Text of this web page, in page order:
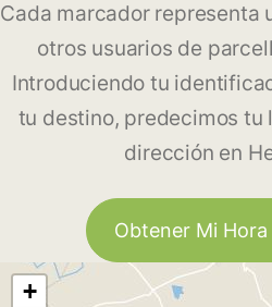
Cada marcador representa
otros usuarios de
Introduciendo tu
tu destino, predecimos tu
dirección en
Obtener Mi
+